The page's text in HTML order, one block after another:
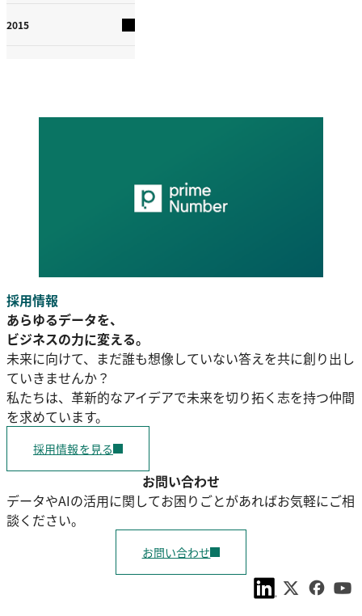
2015
採用情報
あらゆるデータを、
ビジネスの力に変える。
未来に向けて、まだ誰も想像していない答えを共に創り出し
ていきませんか？
私たちは、革新的なアイデアで未来を切り拓く志を持つ仲間
を求めています。
採用情報を見る
お問い合わせ
データやAIの活用に関してお困りごとがあればお気軽にご相
談ください。
お問い合わせ